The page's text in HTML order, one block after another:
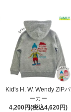
Kid's H. W. Wendy ZIPパ
ーカー
4,200円(税込4,620円)